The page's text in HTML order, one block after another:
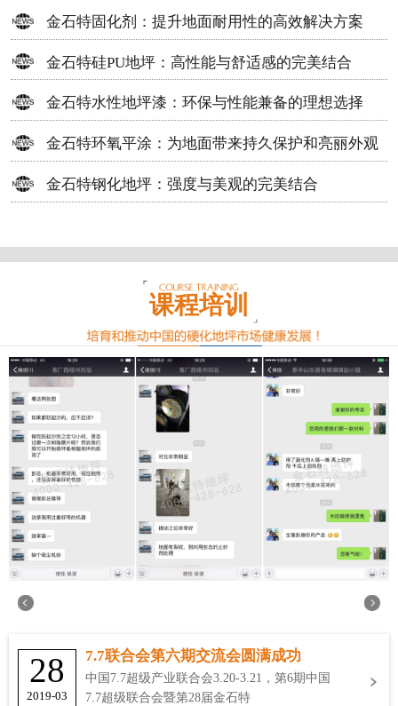
金石特固化剂：提升地面耐用性的高效解决方案
金石特硅PU地坪：高性能与舒适感的完美结合
金石特水性地坪漆：环保与性能兼备的理想选择
金石特环氧平涂：为地面带来持久保护和亮丽外观
金石特钢化地坪：强度与美观的完美结合
课程培训
28
2019-03
7.7联合会第六期交流会圆满成功
中国7.7超级产业联合会3.20-3.21，第6期中国
7.7超级联合会暨第28届金石特